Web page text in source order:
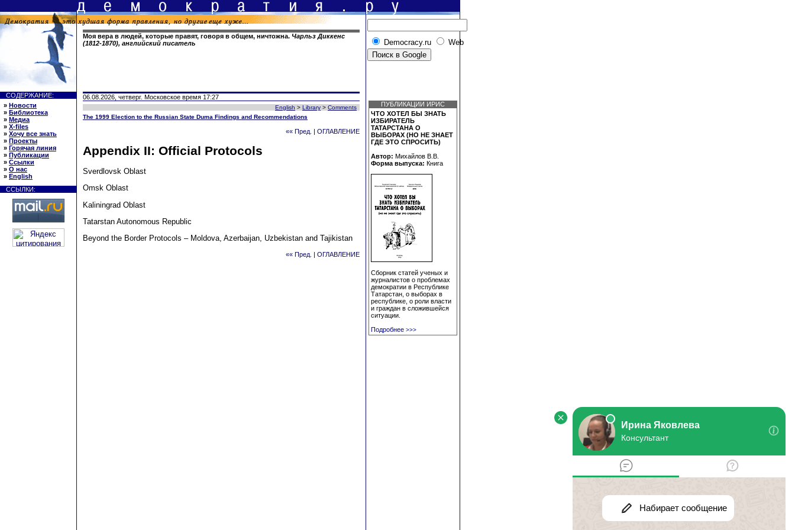
Моя вера в людей, которые правят, говоря в общем, ничтожна. Чарльз Диккенс
(1812-1870), английский писатель
Democracy.ru Web
СОДЕРЖАНИЕ:
» Новости
» Библиотека
» Медиа
» X-files
» Хочу все знать
» Проекты
» Горячая линия
» Публикации
» Ссылки
» О нас
» English
ССЫЛКИ:
06.08.2026, четверг. Московское время 17:27
English > Library > Comments
The 1999 Election to the Russian State Duma Findings and Recommendations
«« Пред. ОГЛАВЛЕНИЕ
Appendix II: Official Protocols
Sverdlovsk Oblast
Omsk Oblast
Kaliningrad Oblast
Tatarstan Autonomous Republic
Beyond the Border Protocols – Moldova, Azerbaijan, Uzbekistan and Tajikistan
«« Пред. | ОГЛАВЛЕНИЕ
ПУБЛИКАЦИИ ИРИС
ЧТО ХОТЕЛ БЫ ЗНАТЬ
ИЗБИРАТЕЛЬ
ТАТАРСТАНА О
ВЫБОРАХ (НО НЕ ЗНАЕТ
ГДЕ ЭТО СПРОСИТЬ)
Автор: Михайлов В.В.
Форма выпуска: Книга
Сборник статей ученых и
журналистов о проблемах
демократии в Республике
Татарстан, о выборах в
республике, о роли власти
и граждан в сложившейся
ситуации.
Подробнее >>>